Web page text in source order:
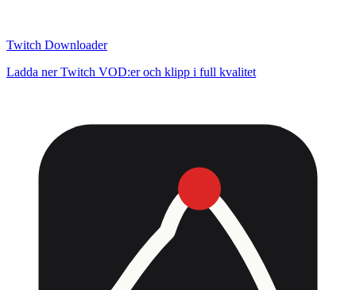
Twitch Downloader
Ladda ner Twitch VOD:er och klipp i full kvalitet